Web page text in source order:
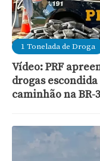
1 Tonelada de Droga
Vídeo: PRF
drogas
caminhão na BR-